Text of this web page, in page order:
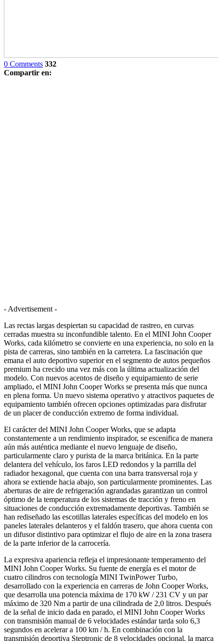
0 Comments 332
Compartir en:
- Advertisement -
Las rectas largas despiertan su capacidad de rastreo, en curvas
cerradas muestra su inconfundible talento. En el MINI John Cooper
Works, cada kilómetro se convierte en una experiencia, no solo en la
pista de carreras, sino también en la carretera. La fascinación que
emana el auto deportivo superior en el segmento de autos pequeños
premium ha crecido una vez más con la última actualización del
modelo. Con nuevos acentos de diseño y equipamiento de serie
ampliado, el MINI John Cooper Works se presenta más que nunca
en plena forma. Un nuevo sistema operativo y atractivos paquetes de
equipamiento también ofrecen opciones optimizadas para disfrutar
de un placer de conducción extremo de forma individual.
El carácter del MINI John Cooper Works, que se adapta
constantemente a un rendimiento inspirador, se escenifica de manera
aún más auténtica mediante el nuevo lenguaje de diseño,
particularmente claro y purista de la marca británica. En la parte
delantera del vehículo, los faros LED redondos y la parrilla del
radiador hexagonal, que cuenta con una barra transversal roja y
ahora se extiende hacia abajo, son particularmente prominentes. Las
aberturas de aire de refrigeración agrandadas garantizan un control
óptimo de la temperatura de los sistemas de tracción y freno en
situaciones de conducción extremadamente deportivas. También se
han rediseñado las escotillas laterales específicas del modelo en los
paneles laterales delanteros y el faldón trasero, que ahora cuenta con
un difusor distintivo para optimizar el flujo de aire en la zona trasera
de la parte inferior de la carrocería.
La expresiva apariencia refleja el impresionante temperamento del
MINI John Cooper Works. Su fuente de energía es el motor de
cuatro cilindros con tecnología MINI TwinPower Turbo,
desarrollado con la experiencia en carreras de John Cooper Works,
que desarrolla una potencia máxima de 170 kW / 231 CV y ​​un par
máximo de 320 Nm a partir de una cilindrada de 2,0 litros. Después
de la señal de inicio dada en parado, el MINI John Cooper Works
con transmisión manual de 6 velocidades estándar tarda solo 6,3
segundos en acelerar a 100 km / h. En combinación con la
transmisión deportiva Steptronic de 8 velocidades opcional, la marca